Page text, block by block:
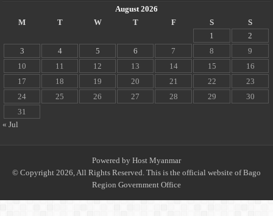
August 2026
M
T W T F S
S
1
2
3
4 5 6 7 8
9
10
11 12 13 14 15
16
17
18 19 20 21 22
23
24
25 26 27 28 29
30
31
« Jul
Powered by Host Myanmar
© Copyright 2026, All Rights Reserved. This is the official website of Bago
Region Government Office